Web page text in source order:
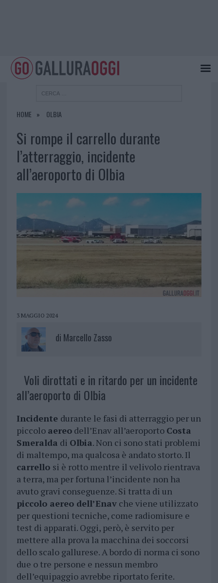
HOME OLBIA
Si rompe il carrello durante
l’atterraggio, incidente
all’aeroporto di Olbia
3 MAGGIO 2024
di Marcello Zasso
Voli dirottati e in ritardo per un incidente
all’aeroporto di Olbia
Incidente durante le fasi di atterraggio per un
piccolo aereodell’Enav all’aeroporto Costa
Smeralda di Olbia. Non ci sono stati problemi
di maltempo, ma qualcosa è andato storto. Il
carrello si è rotto mentre il velivolo rientrava
a terra, ma per fortuna l’incidente non ha
avuto gravi conseguenze. Si tratta di un
piccolo aereo dell’Enavche viene utilizzato
per questioni tecniche, come radiomisure e
test di apparati. Oggi, però, è servito per
mettere alla prova la macchina dei soccorsi
dello scalo gallurese. A bordo di norma ci sono
due o tre persone e nessun membro
dell’equipaggio avrebbe riportato ferite.